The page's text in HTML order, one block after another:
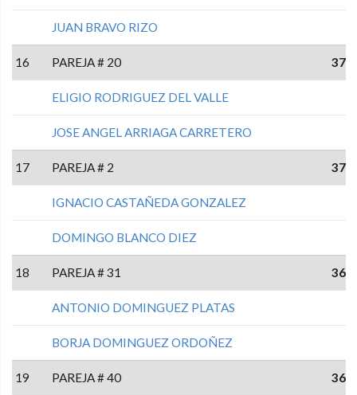
JUAN BRAVO RIZO
16 PAREJA # 20 37
ELIGIO RODRIGUEZ DEL VALLE
JOSE ANGEL ARRIAGA CARRETERO
17 PAREJA # 2 37
IGNACIO CASTAÑEDA GONZALEZ
DOMINGO BLANCO DIEZ
18 PAREJA # 31 36
ANTONIO DOMINGUEZ PLATAS
BORJA DOMINGUEZ ORDOÑEZ
19 PAREJA # 40 36